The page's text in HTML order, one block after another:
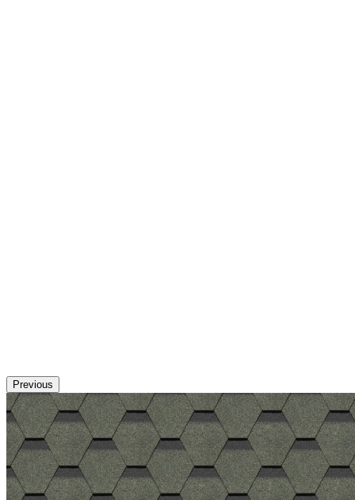
Previous